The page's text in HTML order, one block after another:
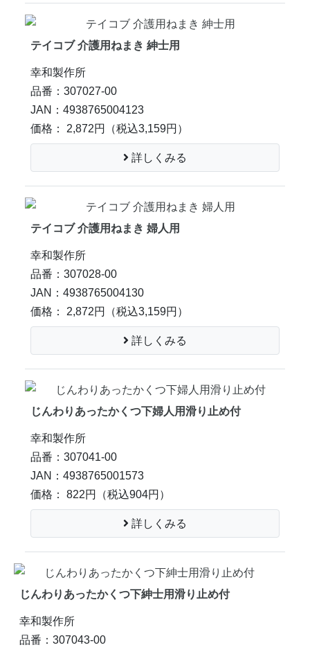
テイコブ 介護用ねまき 紳士用
幸和製作所
品番：307027-00
JAN：4938765004123
価格： 2,872円
（税込3,159円）
詳しくみる
テイコブ 介護用ねまき 婦人用
幸和製作所
品番：307028-00
JAN：4938765004130
価格： 2,872円
（税込3,159円）
詳しくみる
じんわりあったかくつ下婦人用滑り止め付
幸和製作所
品番：307041-00
JAN：4938765001573
価格： 822円
（税込904円）
詳しくみる
じんわりあったかくつ下紳士用滑り止め付
幸和製作所
品番：307043-00